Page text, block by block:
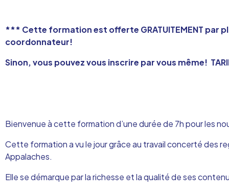
*** Cette formation est offerte GRATUITEMENT par
coordonnateur!
Sinon, vous pouvez vous inscrire par vous même!
Bienvenue à cette formation d’une durée de 7h pour les
Cette formation a vu le jour grâce au travail concerté des
Appalaches.
Elle se démarque par la richesse et la qualité de ses